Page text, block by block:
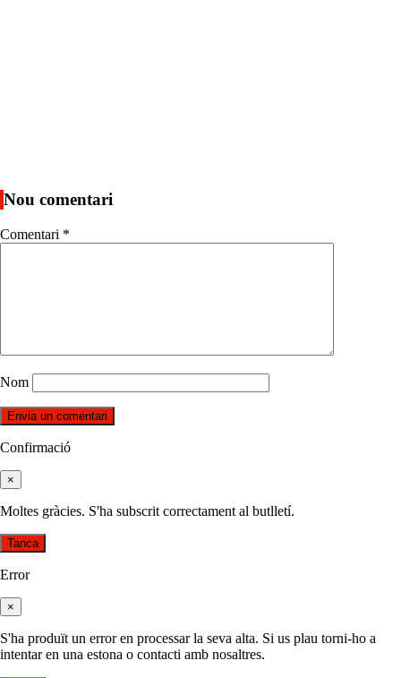
Nou comentari
Comentari *
Nom
Confirmació
×
Moltes gràcies. S'ha subscrit correctament al butlletí.
Tanca
Error
×
S'ha produït un error en processar la seva alta. Si us plau torni-ho a
intentar en una estona o contacti amb nosaltres.